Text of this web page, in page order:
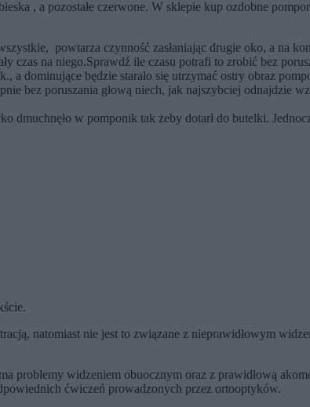
, a pozostałe czerwone. W sklepie kup ozdobne
powtarza czynność zasłaniając drugie oko, a na
czas na niego.Sprawdź ile czasu potrafi to zrobić bez
a dominujące będzie starało się utrzymać ostry obraz
bez poruszania głową niech, jak najszybciej odnajdzie
w pomponik tak żeby dotarł do butelki.
natomiast nie jest to związane z nieprawidłowym
problemy widzeniem obuocznym oraz z prawidłową
ćwiczeń prowadzonych przez ortooptyków.